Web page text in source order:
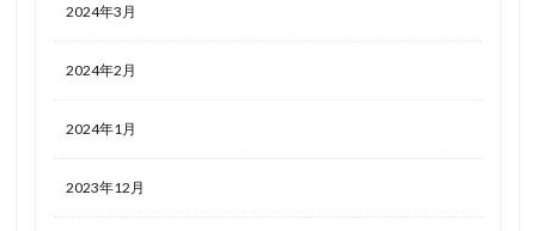
2024年3月
2024年2月
2024年1月
2023年12月